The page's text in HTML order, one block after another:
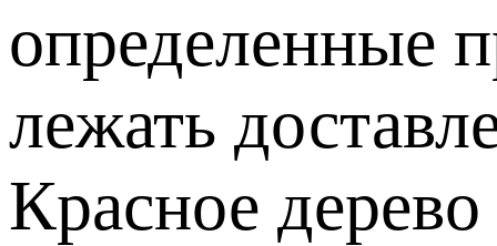
определенные
лежать
Красное